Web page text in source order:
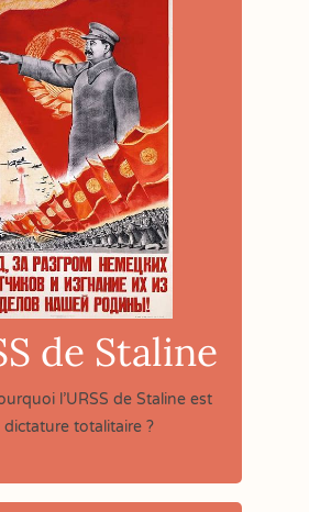
de Staline
l’URSS de Staline est
dictature totalitaire ?